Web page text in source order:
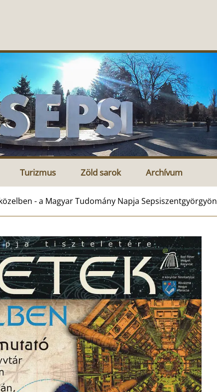
Turizmus Zöld sarok Archívum
- a Magyar Tudomány Napja Sepsiszentgyörgyön